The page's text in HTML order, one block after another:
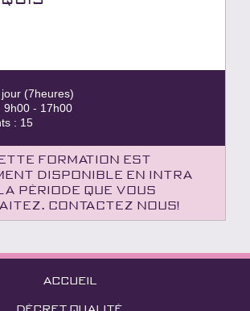
(7heures)
9h00 - 17h00
: 15
formation est
disponible en intra
période que vous
Contactez nous!
ACCUEIL